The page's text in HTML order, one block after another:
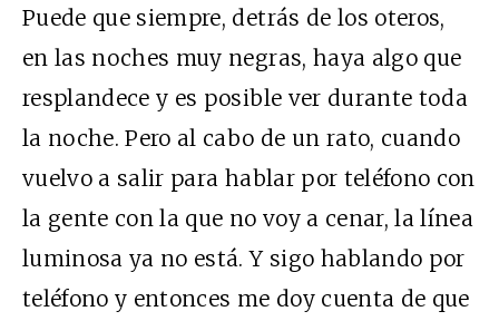
Puede que siempre, detrás de los oteros,
en las noches muy negras, haya algo que
resplandece y es posible ver durante toda
la noche. Pero al cabo de un rato, cuando
vuelvo a salir para hablar por teléfono con
la gente con la que no voy a cenar, la línea
luminosa ya no está. Y sigo hablando por
teléfono y entonces me doy cuenta de que